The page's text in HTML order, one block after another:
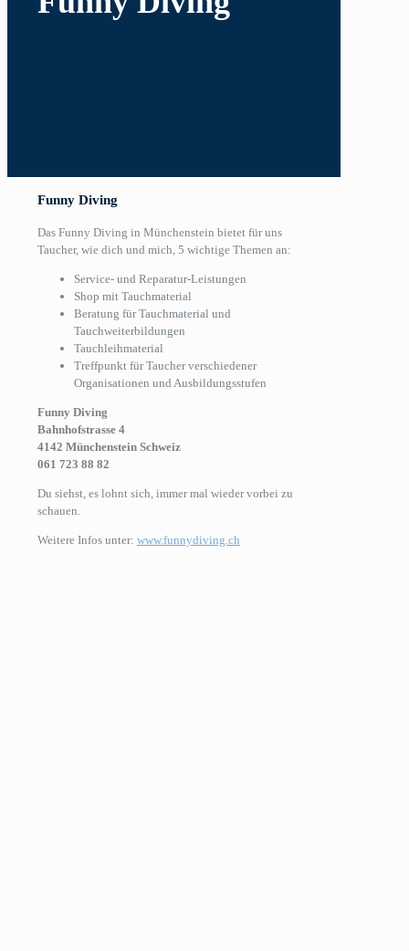
Funny Diving
Das Funny Diving in Münchenstein bietet für uns
Taucher, wie dich und mich, 5 wichtige Themen an:
Service- und Reparatur-Leistungen
Shop mit Tauchmaterial
Beratung für Tauchmaterial und
Tauchweiterbildungen
Tauchleihmaterial
Treffpunkt für Taucher verschiedener
Organisationen und Ausbildungsstufen
Funny Diving
Bahnhofstrasse 4
4142 Münchenstein Schweiz
061 723 88 82
Du siehst, es lohnt sich, immer mal wieder vorbei zu
schauen.
Weitere Infos unter: www.funnydiving.ch